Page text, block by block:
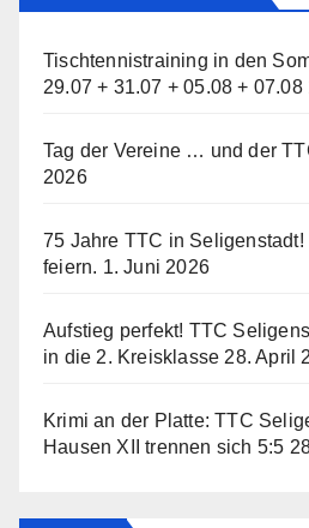
Tischtennistraining in den
29.07 + 31.07 + 05.08 + 07.08
Tag der Vereine … und der
2026
75 Jahre TTC in
feiern. 1. Juni 2026
Aufstieg perfekt! TTC
in die 2. Kreisklasse 28. April
Krimi an der Platte: TTC
Hausen XII trennen sich 5:5